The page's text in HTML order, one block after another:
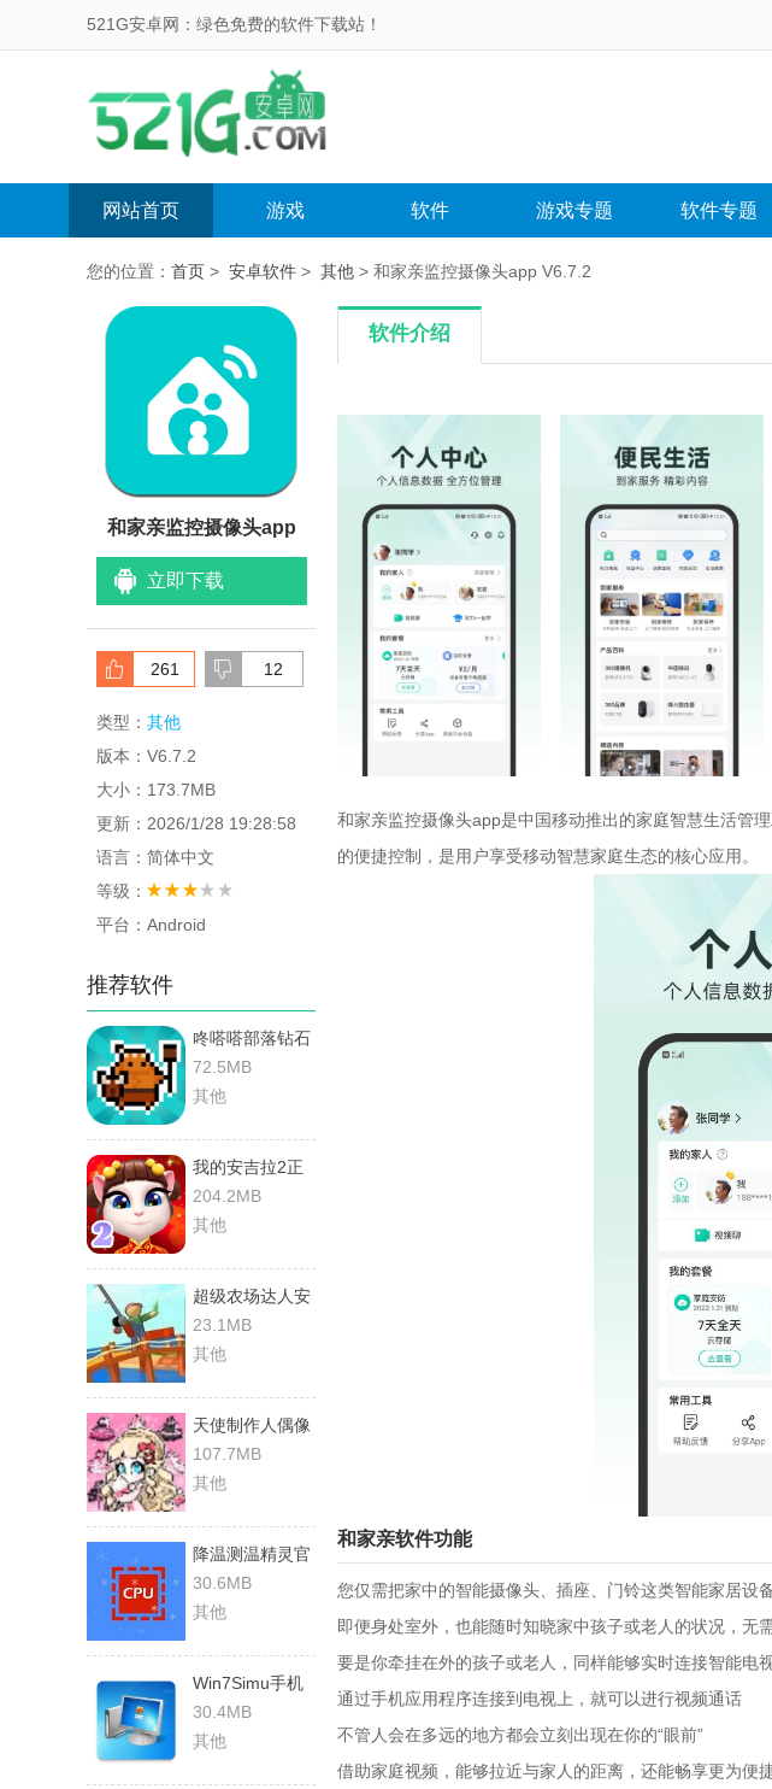
521G安卓网：绿色免费的软件下载站！
网站首页 游戏 软件 游戏专题 软件专题
您的位置： 首页 > 安卓软件 > 其他 > 和家亲监控摄像头app V6.7.2
和家亲监控摄像头app
立即下载
261 12
类型： 其他
版本：V6.7.2
大小：173.7MB
更新：2026/1/28 19:28:58
语言：简体中文
等级：
平台：Android
推荐软件
咚嗒嗒部落钻石
修改器免费版
72.5MB
其他
我的安吉拉2正
版
204.2MB
其他
超级农场达人安
卓免费版
23.1MB
其他
天使制作人偶像
养成安卓官方版
107.7MB
其他
降温测温精灵官
方正版
30.6MB
其他
Win7Simu手机
正版
30.4MB
其他
软件介绍
和家亲监控摄像头app是中国移动推出的家庭智慧生活管
的便捷控制，是用户享受移动智慧家庭生态的核心应用。
和家亲软件功能
您仅需把家中的智能摄像头、插座、门铃这类智能家居设
即便身处室外，也能随时知晓家中孩子或老人的状况，无
要是你牵挂在外的孩子或老人，同样能够实时连接智能电视
通过手机应用程序连接到电视上，就可以进行视频通话
不管人会在多远的地方都会立刻出现在你的“眼前”
借助家庭视频，能够拉近与家人的距离，还能畅享更为便